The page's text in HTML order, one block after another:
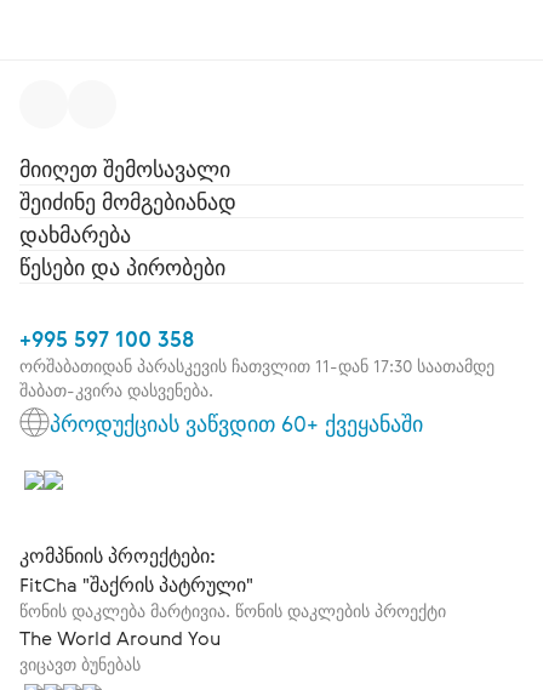
მიიღეთ შემოსავალი
შეიძინე მომგებიანად
დახმარება
წესები და პირობები
+995 597 100 358
ორშაბათიდან პარასკევის ჩათვლით 11-დან 17:30 საათამდე
შაბათ-კვირა დასვენება.
პროდუქციას ვაწვდით 60+ ქვეყანაში
კომპნიის პროექტები:
FitCha "შაქრის პატრული"
წონის დაკლება მარტივია. წონის დაკლების პროექტი
The World Around You
ვიცავთ ბუნებას